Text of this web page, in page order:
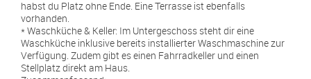
habst du Platz ohne Ende. Eine Terrasse ist ebenfalls
vorhanden.
* Waschküche & Keller: Im Untergeschoss steht dir eine
Waschküche inklusive bereits installierter Waschmaschine zur
Verfügung. Zudem gibt es einen Fahrradkeller und einen
Stellplatz direkt am Haus.